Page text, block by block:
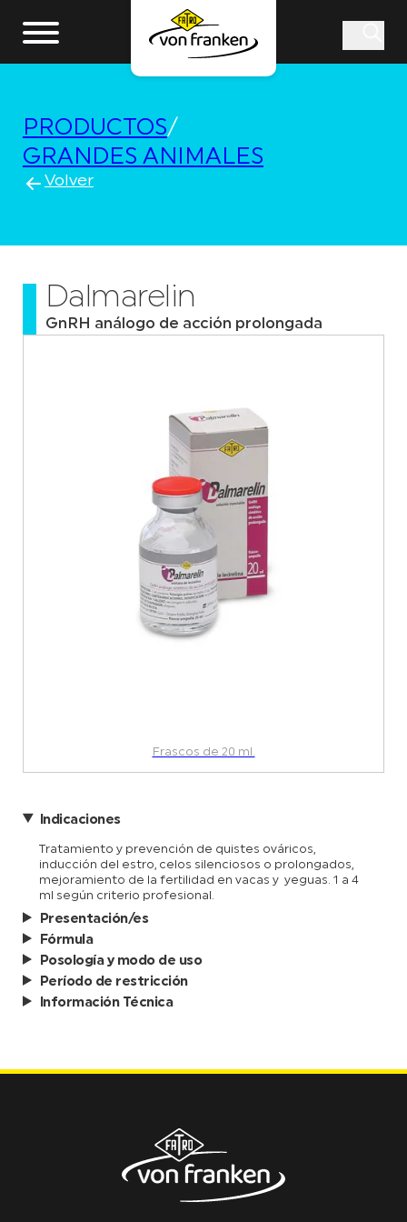
PRODUCTOS/
GRANDES ANIMALES
Volver
Dalmarelin
GnRH análogo de acción prolongada
Frascos de 20 ml.
Indicaciones
Tratamiento y prevención de quistes ováricos,
inducción del estro, celos silenciosos o prolongados,
mejoramiento de la fertilidad en vacas y yeguas. 1 a 4
ml según criterio profesional.
Presentación/es
Fórmula
Posología y modo de uso
Período de restricción
Información Técnica